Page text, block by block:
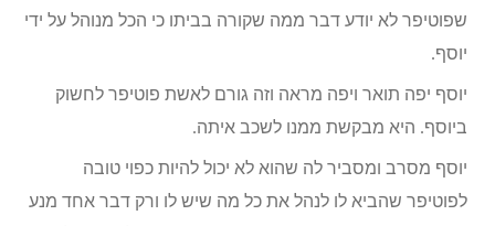
שפוטיפר לא יודע דבר ממה שקורה בביתו כי הכל מנוהל על ידי
יוסף.
יוסף יפה תואר ויפה מראה וזה גורם לאשת פוטיפר לחשוק
ביוסף. היא מבקשת ממנו לשכב איתה.
יוסף מסרב ומסביר לה שהוא לא יכול להיות כפוי טובה
לפוטיפר שהביא לו לנהל את כל מה שיש לו ורק דבר אחד מנע